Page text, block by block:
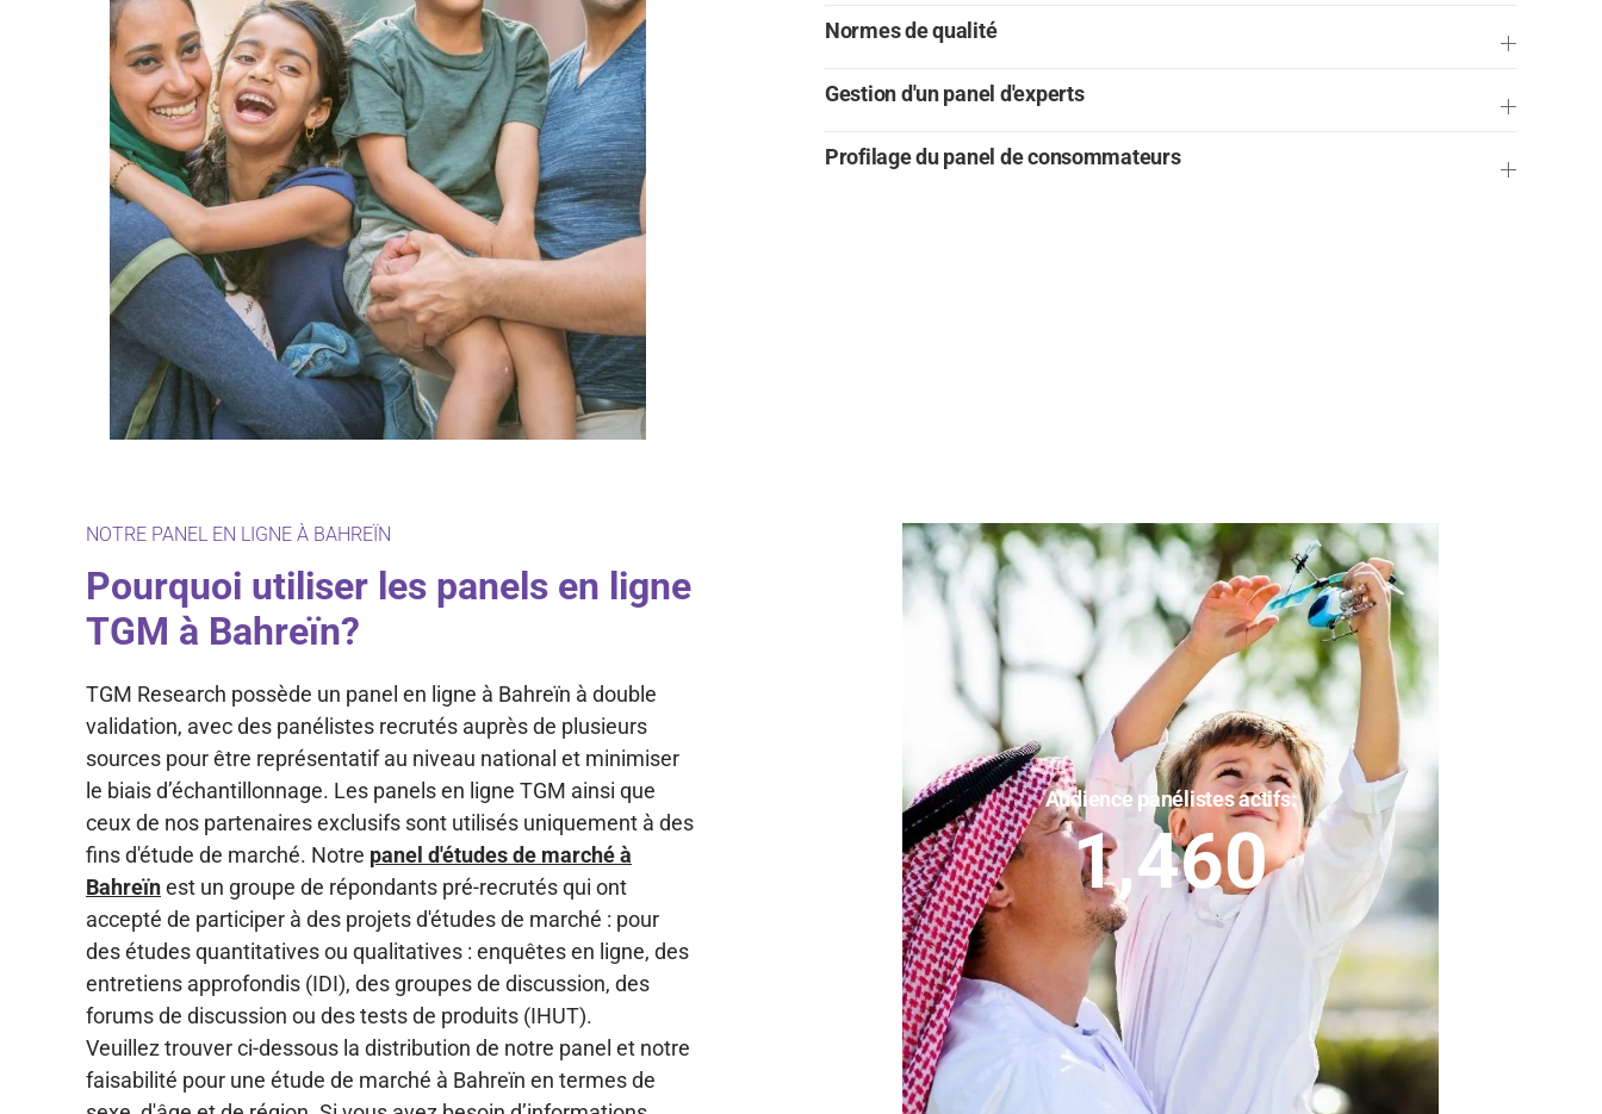
Normes de qualité
Gestion d'un panel d'experts
Profilage du panel de consommateurs
NOTRE PANEL EN LIGNE À BAHREÏN
Pourquoi utiliser les panels en ligne
TGM à Bahreïn?
TGM Research possède un panel en ligne à Bahreïn à double
validation, avec des panélistes recrutés auprès de plusieurs
sources pour être représentatif au niveau national et minimiser
le biais d’échantillonnage. Les panels en ligne TGM ainsi que
ceux de nos partenaires exclusifs sont utilisés uniquement à des
fins d'étude de marché. Notre panel d'études de marché à
Bahreïnest un groupe de répondants pré-recrutés qui ont
accepté de participer à des projets d'études de marché : pour
des études quantitatives ou qualitatives : enquêtes en ligne, des
entretiens approfondis (IDI), des groupes de discussion, des
forums de discussion ou des tests de produits (IHUT).
Veuillez trouver ci-dessous la distribution de notre panel et notre
faisabilité pour une étude de marché à Bahreïn en termes de
Audience panélistes actifs:
1,460